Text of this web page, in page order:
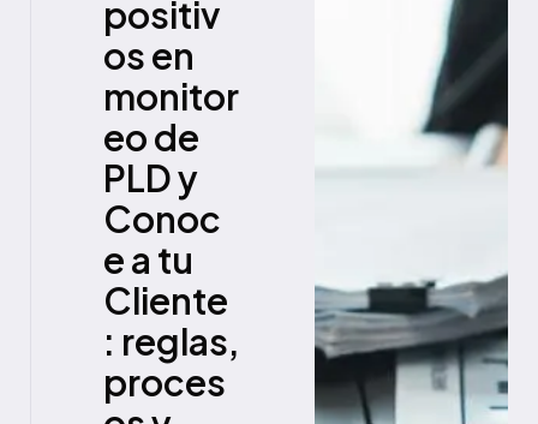
positiv
os en
monitor
eo de
PLD y
Conoc
e a tu
Cliente
: reglas,
proces